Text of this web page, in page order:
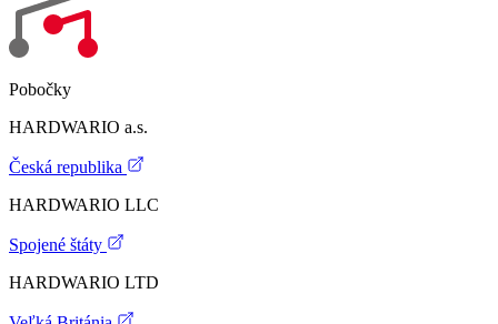
Pobočky
HARDWARIO a.s.
Česká republika
HARDWARIO LLC
Spojené štáty
HARDWARIO LTD